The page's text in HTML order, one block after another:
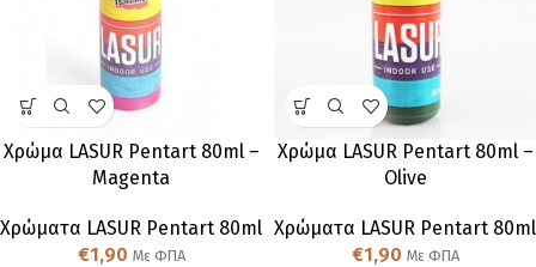
Χρώμα LASUR Pentart 80ml –
Magenta
Χρώματα LASUR Pentart 80ml
€1,90 Με ΦΠΑ
Χρώμα LASUR Pentart 80ml –
Olive
Χρώματα LASUR Pentart 80ml
€1,90 Με ΦΠΑ